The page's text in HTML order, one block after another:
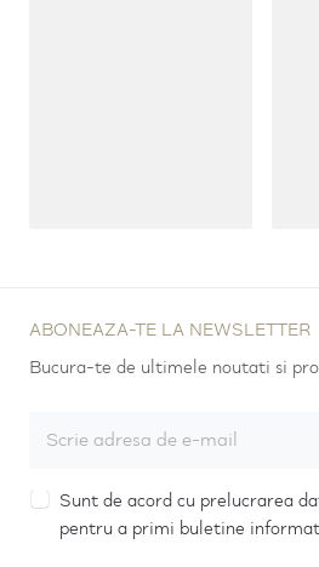
ABONEAZA-TE LA NEWSLETTER
Bucura-te de ultimele noutati si
Sunt de acord cu prelucrarea
pentru a primi buletine